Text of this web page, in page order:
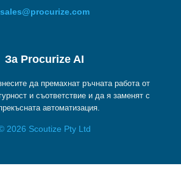
sales@procurize.com
За Procurize AI
да премахнат ръчната работа от
и съответствие и да я заменят с
автоматизация.
2026 Scoutize Pty Ltd